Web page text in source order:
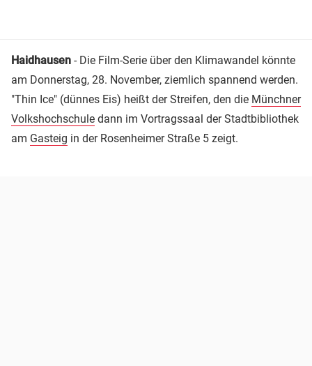
Haidhausen - Die Film-Serie über den Klimawandel könnte
am Donnerstag, 28. November, ziemlich spannend werden.
"Thin Ice" (dünnes Eis) heißt der Streifen, den die Münchner
Volkshochschule dann im Vortragssaal der Stadtbibliothek
am Gasteig in der Rosenheimer Straße 5 zeigt.